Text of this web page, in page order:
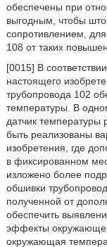
обеспечены при
выгодным, чтобы
сопротивлением,
108 от таких
[0015] В
настоящего
трубопровода 102
температуры. В
датчик температуры
быть реализованы
изобретения, где
в фиксированном
изложено более
обшивки
полученной от
обеспечить
эффекты
окружающая